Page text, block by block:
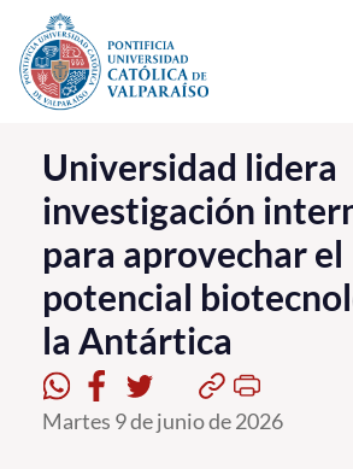
Click acá para ir directamente al contenido
La Universidad
Investigación, Creación e
PUCV Internacional
Vinculación con el Medio
Admisión
Pregrado
Universidad lidera
investigación
para aprovechar el
potencial
la Antártica
Martes 9 de junio de 2026